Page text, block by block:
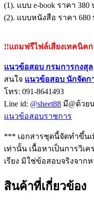
(1). แบบ e-book ราคา
(2). แบบหนังสือ ราคา
!!แถมฟรีไฟล์เสียงเทคนิ
แนวข้อสอบ กรมการกงสุล
สนใจ แนวข้อสอบ นักจัดก
โทร: 091-8641493
Line id: @sheet88 มี@ด้วย
แนวข้อสอบราชการ
*** เอกสารชุดนี้จัดทำขึ้น
เท่านั้น เนื้อหาเป็นการวิเ
เรียง มิใช่ข้อสอบจริงจาก
สินค้าที่เกี่ยวข้อง